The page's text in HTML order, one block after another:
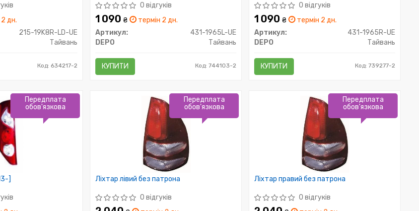
дн.
215-19K8R-LD-UE
Тайвань
Код: 634217-2
0 відгуків
1 090₴
термін 2 дн.
Артикул:
431-1965L-UE
DEPO
Тайвань
КУПИТИ Код: 744103-2
0 відгуків
1 090₴
термін 2 дн.
Артикул:
431-1965R-UE
DEPO
Тайвань
КУПИТИ Код: 739277-2
]
Передплата
обов'язкова
Ліхтар лівий без патрона
0 відгуків
Передплата
обов'язкова
Ліхтар правий без патрона
0 відгуків
Передплата
обов'язкова